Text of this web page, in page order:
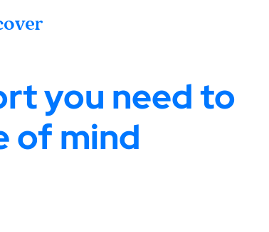
you need to
of mind